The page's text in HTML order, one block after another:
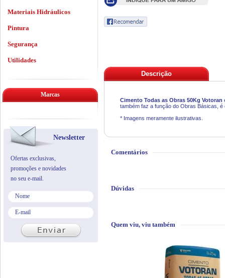
Descrição
Cimento Todas as Obras 50Kg Votoran
também faz a função do Obras Básicas,
* Imagens meramente ilustrativas.
Comentários
Dúvidas
Quem viu, viu também
Materiais Hidráulicos
Pintura
Segurança
Utilidades
Marcas
Newsletter
Ofertas exclusivas,
promoções e novidades
no seu e-mail.